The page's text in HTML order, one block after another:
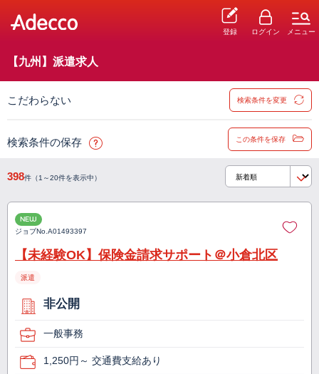
登録 ログイン メニュー
【九州】派遣求人
こだわらない 検索条件を変更
検索条件の保存 この条件を保存
398件（1～20件を表示中）
NEW
ジョブNo.A01493397
【未経験OK】保険金請求サポート＠小倉北区
派遣
非公開
一般事務
1,250円～ 交通費支給あり